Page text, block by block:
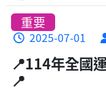
重要
2025-07-01
📍114年全國
📍